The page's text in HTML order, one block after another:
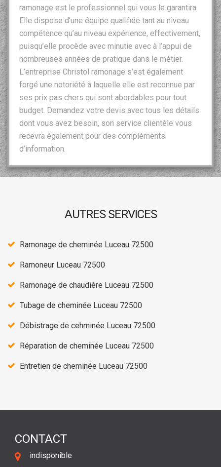
ramonage est le professionnel qui vous le garantira.
Elle dispose d’une équipe qualifiée tant au niveau
compétence qu’au niveau expérience, effectivement,
puisqu’elle procède avec minutie avec à l’appui de
nombreuses années de pratique dans le métier.
L’entreprise Christol ramonage s’est également
forgé une notoriété à laquelle elle est reconnue par
ses prix pas chers qui sont abordables pour tout
budget. Demandez votre devis avec tous les détails
dont vous avez besoin, son service clientèle vous
recevra également pour des compléments
d’information.
AUTRES SERVICES
Ramonage de cheminée Luceau 72500
Ramoneur Luceau 72500
Ramonage de chaudière Luceau 72500
Tubage de cheminée Luceau 72500
Débistrage de cehminée Luceau 72500
Réparation de cheminée Luceau 72500
Entretien de cheminée Luceau 72500
CONTACT
indisponible